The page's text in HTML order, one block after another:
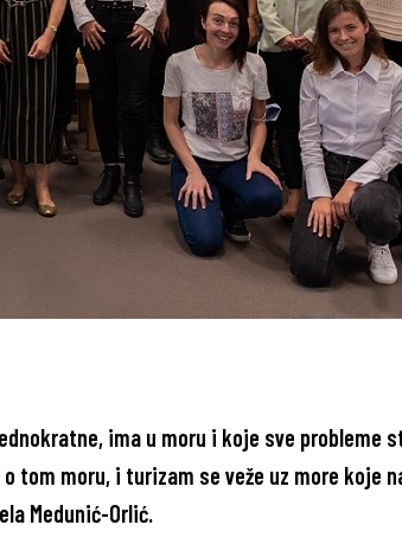
ima u moru i koje sve probleme
moru, i turizam se veže uz more koje
Medunić-Orlić.